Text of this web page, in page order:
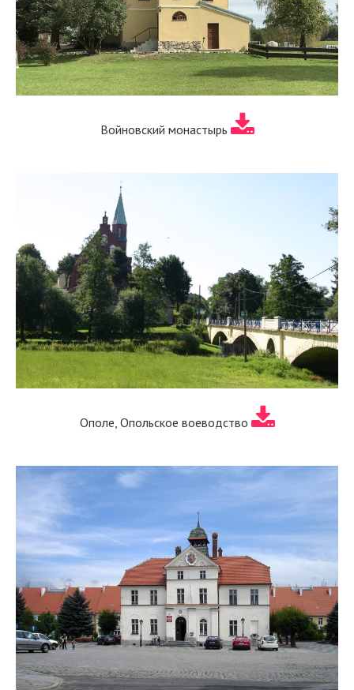
Войновский монастырь
Ополе, Опольское воеводство